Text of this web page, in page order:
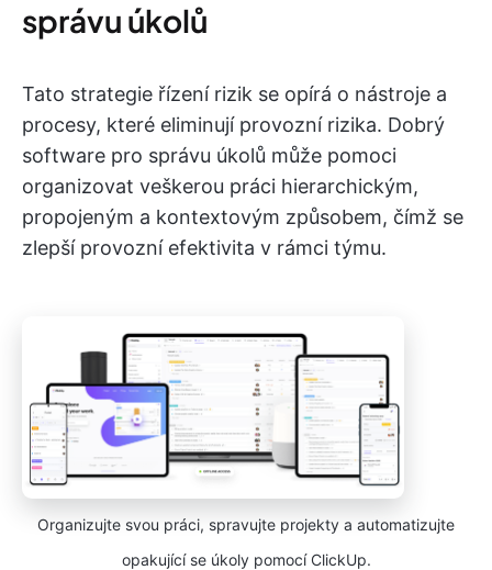
správu úkolů
Tato strategie řízení rizik se opírá o nástroje a
procesy, které eliminují provozní rizika. Dobrý
software pro správu úkolů může pomoci
organizovat veškerou práci hierarchickým,
propojeným a kontextovým způsobem, čímž se
zlepší provozní efektivita v rámci týmu.
Organizujte svou práci, spravujte projekty a automatizujte
opakující se úkoly pomocí ClickUp.